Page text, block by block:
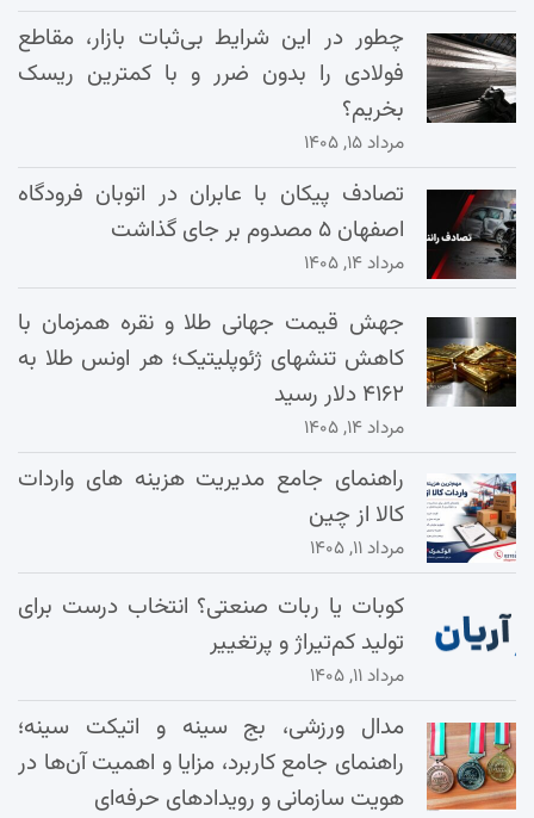
چطور در این شرایط بی‌ثبات بازار، مقاطع
فولادی را بدون ضرر و با کمترین ریسک
بخریم؟
مرداد ۱۵, ۱۴۰۵
تصادف پیکان با عابران در اتوبان فرودگاه
اصفهان ۵ مصدوم بر جای گذاشت
مرداد ۱۴, ۱۴۰۵
جهش قیمت جهانی طلا و نقره همزمان با
کاهش تنشهای ژئوپلیتیک؛ هر اونس طلا به
۴۱۶۲ دلار رسید
مرداد ۱۴, ۱۴۰۵
راهنمای جامع مدیریت هزینه‌ های واردات
کالا از چین
مرداد ۱۱, ۱۴۰۵
کوبات یا ربات صنعتی؟ انتخاب درست برای
تولید کم‌تیراژ و پرتغییر
مرداد ۱۱, ۱۴۰۵
مدال ورزشی، بج سینه و اتیکت سینه؛
راهنمای جامع کاربرد، مزایا و اهمیت آن‌ها در
هویت سازمانی و رویدادهای حرفه‌ای